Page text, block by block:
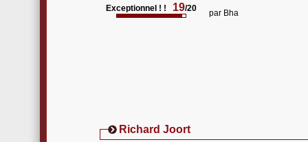
Exceptionnel ! ! 19/20 par Bha
Richard Joort